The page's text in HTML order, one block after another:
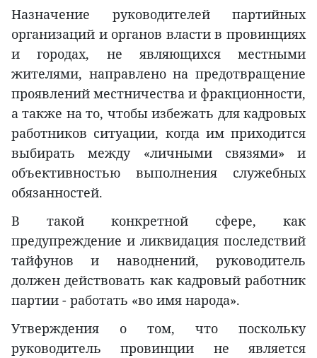
Назначение руководителей партийных
организаций и органов власти в провинциях
и городах, не являющихся местными
жителями, направлено на предотвращение
проявлений местничества и фракционности,
а также на то, чтобы избежать для кадровых
работников ситуации, когда им приходится
выбирать между «личными связями» и
объективностью выполнения служебных
обязанностей.
В такой конкретной сфере, как
предупреждение и ликвидация последствий
тайфунов и наводнений, руководитель
должен действовать как кадровый работник
партии - работать «во имя народа».
Утверждения о том, что поскольку
руководитель провинции не является